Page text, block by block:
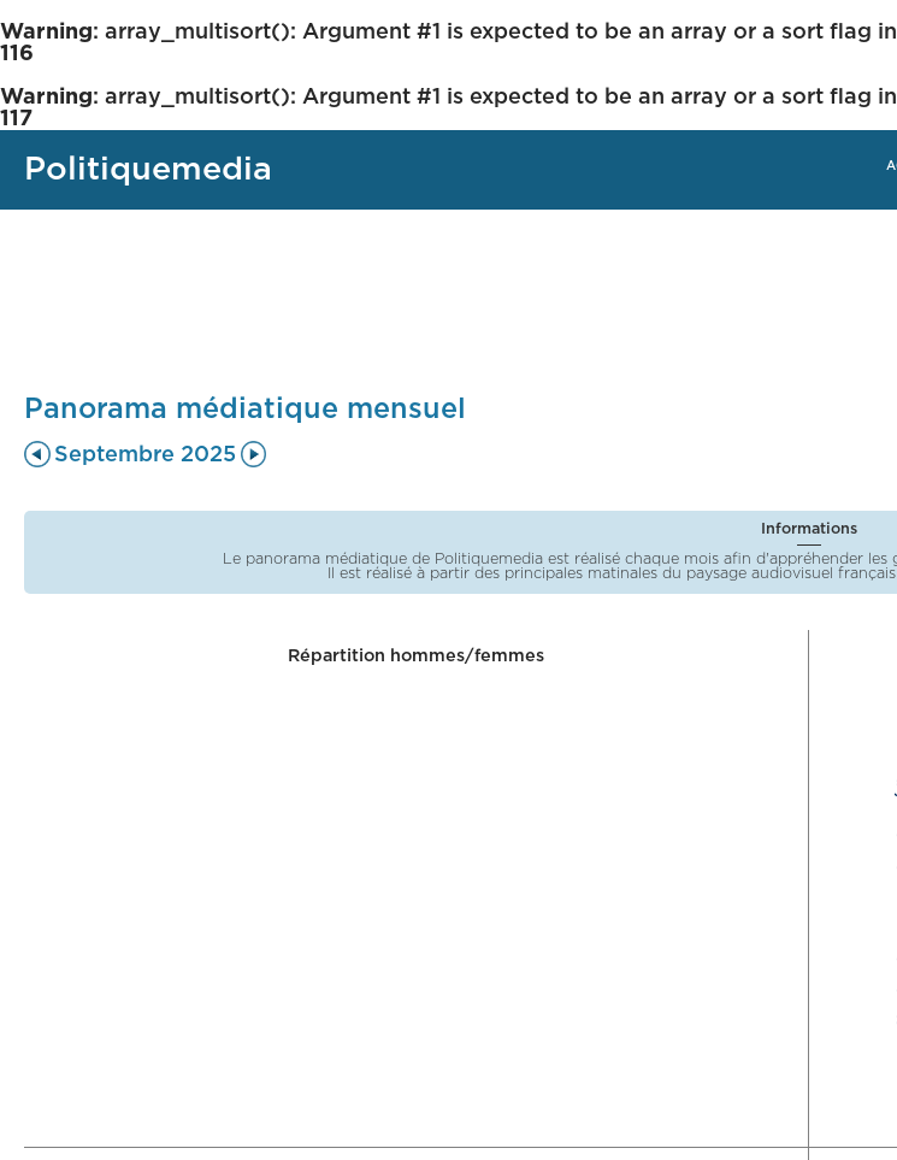
Warning: array_multisort(): Argument #1 is expected to be an array or a sort flag in
116
Warning: array_multisort(): Argument #1 is expected to be an array or a sort flag in
117
Politiquemedia
Panorama médiatique mensuel
Septembre 2025
Informations
Le panorama médiatique de Politiquemedia est réalisé chaque mois afin d'appréhender
Il est réalisé à partir des principales matinales du paysage audiovisuel
Répartition hommes/femmes